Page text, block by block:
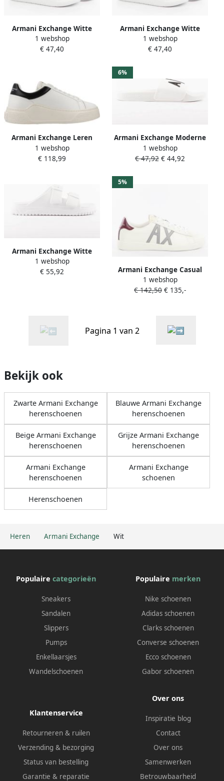
Heren Armani Exchange Wit
Armani Exchange Witte
Eagle Slide Sandalen
1 webshop
€ 47,40
Armani Exchange Witte
Bedrukte Rubberen Slippers
Mannen White Heren
1 webshop
€ 47,40
Armani Exchange Leren
sneakers met labelprint
model 'Lion'
1 webshop
€ 118,99
6%
Armani Exchange Moderne
en praktische witte
zomerslippers
1 webshop
€ 47,92 € 44,92
Armani Exchange Witte
Sandalen voor Zomerse
Outfits White Heren
1 webshop
€ 55,92
5%
Armani Exchange Casual
Sneakers voor Dagelijks
Gebruik
1 webshop
€ 142,50 € 135,-
Pagina 1 van 2
Bekijk ook
Zwarte Armani Exchange
herenschoenen
Blauwe Armani Exchange
herenschoenen
Beige Armani Exchange
herenschoenen
Grijze Armani Exchange
herenschoenen
Armani Exchange
herenschoenen
Armani Exchange
schoenen
Herenschoenen
Populaire categorieën
Sneakers
Sandalen
Slippers
Pumps
Enkellaarsjes
Wandelschoenen
Populaire merken
Nike schoenen
Adidas schoenen
Clarks schoenen
Converse schoenen
Ecco schoenen
Gabor schoenen
Klantenservice
Retourneren & ruilen
Verzending & bezorging
Status van bestelling
Garantie & reparatie
Over ons
Inspiratie blog
Contact
Over ons
Samenwerken
Betrouwbaarheid